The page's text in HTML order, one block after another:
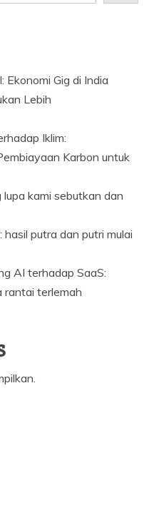
Ekonomi Gig di India
Lebih
Iklim:
Karbon untuk
kami sebutkan dan
putra dan putri mulai
AI terhadap SaaS:
rantai terlemah